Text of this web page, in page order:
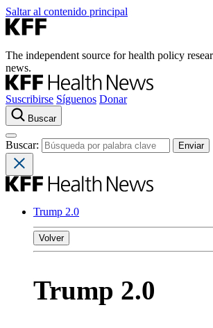
Saltar al contenido principal
The independent source for health policy
news.
Suscribirse Síguenos Donar
Buscar
Buscar:
Trump 2.0
Volver
Trump 2.0